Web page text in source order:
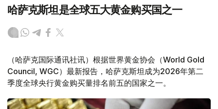
哈萨克斯坦是全球五大黄金购买国之一
（哈萨克国际通讯社讯）根据世界黄金协会（World Gold
Council, WGC）最新报告，哈萨克斯坦成为2026年第二
季度全球央行黄金购买量排名前五的国家之一。